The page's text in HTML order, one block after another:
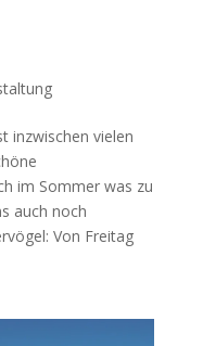
inzwischen vielen
im Sommer was zu
auch noch
Von Freitag